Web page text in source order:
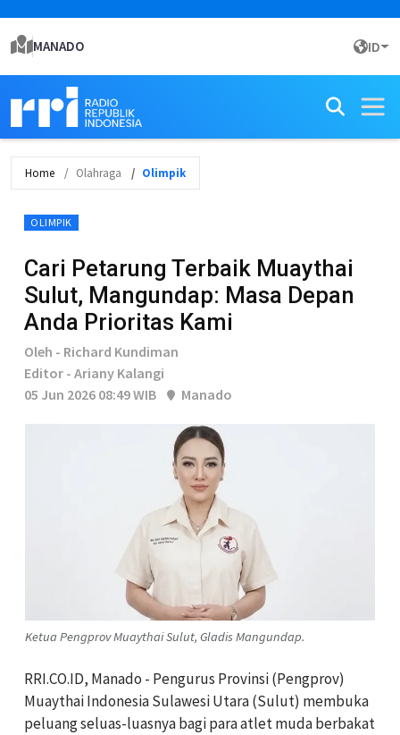
MANADO ID
Home Olahraga Olimpik
OLIMPIK
Cari Petarung Terbaik Muaythai
Sulut, Mangundap: Masa Depan
Anda Prioritas Kami
Oleh - Richard Kundiman
Editor - Ariany Kalangi
05 Jun 2026 08:49 WIB
Manado
Ketua Pengprov Muaythai Sulut, Gladis Mangundap.
RRI.CO.ID, Manado - Pengurus Provinsi (Pengprov)
Muaythai Indonesia Sulawesi Utara (Sulut) membuka
peluang seluas-luasnya bagi para atlet muda berbakat